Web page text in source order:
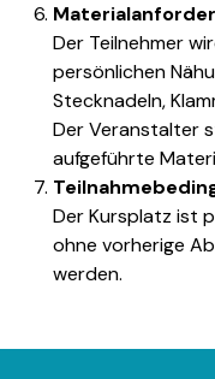
Der Teilnehmer
persönlichen
Stecknadeln,
Der Veranstalter
aufgeführte
Der Kursplatz ist
ohne vorherige
werden.